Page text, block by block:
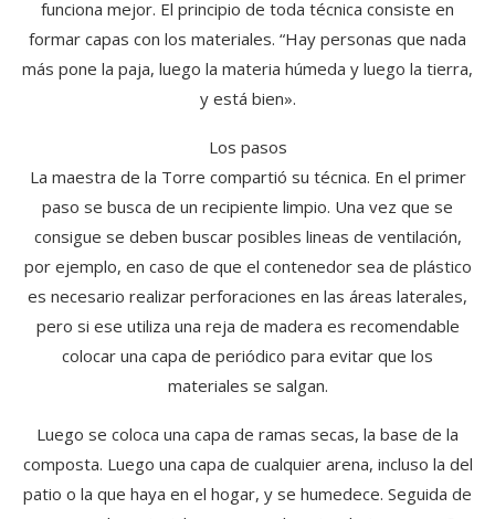
funciona mejor. El principio de toda técnica consiste en
formar capas con los materiales. “Hay personas que nada
más pone la paja, luego la materia húmeda y luego la tierra,
y está bien».
Los pasos
La maestra de la Torre compartió su técnica. En el primer
paso se busca de un recipiente limpio. Una vez que se
consigue se deben buscar posibles lineas de ventilación,
por ejemplo, en caso de que el contenedor sea de plástico
es necesario realizar perforaciones en las áreas laterales,
pero si ese utiliza una reja de madera es recomendable
colocar una capa de periódico para evitar que los
materiales se salgan.
Luego se coloca una capa de ramas secas, la base de la
composta. Luego una capa de cualquier arena, incluso la del
patio o la que haya en el hogar, y se humedece. Seguida de